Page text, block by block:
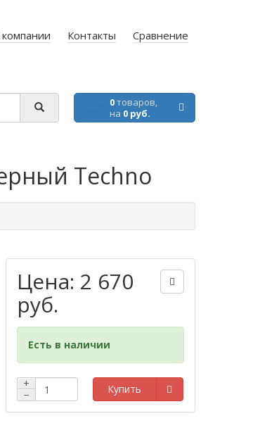
Контакты Сравнение
0товаров,
на 0 руб.
Techno
Цена: 2 670
руб.
Есть в наличии
+
−
Купить